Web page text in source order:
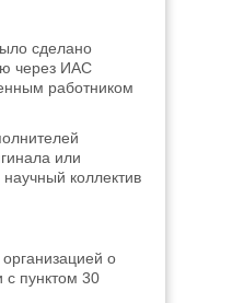
сделано
через ИАС
работником
или
коллектив
о
с пунктом 30